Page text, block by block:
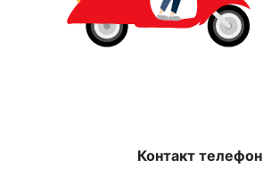
Контакт телефон